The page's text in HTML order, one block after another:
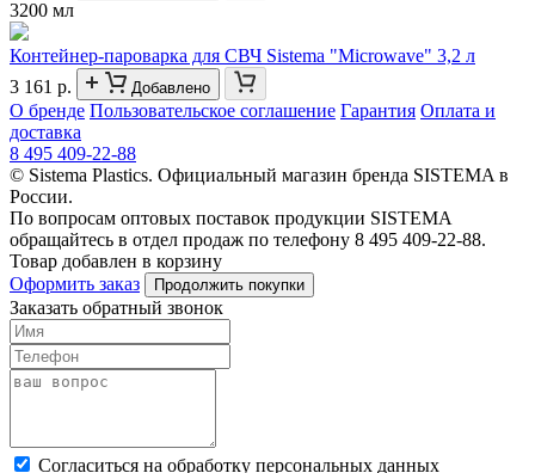
3200 мл
Контейнер-пароварка для СВЧ Sistema "Microwave" 3,2 л
3 161 р.
Добавлено
О бренде Пользовательское соглашение Гарантия Оплата и
доставка
8 495 409-22-88
© Sistema Plastics. Официальный магазин бренда SISTEMA в
России.
По вопросам оптовых поставок продукции SISTEMA
обращайтесь в отдел продаж по телефону 8 495 409-22-88.
Товар добавлен в корзину
Оформить заказ
Продолжить покупки
Заказать обратный звонок
Cогласиться на обработку персональных данных